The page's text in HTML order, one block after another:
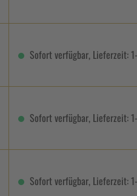
Sofort verfügbar, Lieferzeit:
Sofort verfügbar, Lieferzeit:
Sofort verfügbar, Lieferzeit: